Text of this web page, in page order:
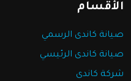
الأقسام
صيانة كاندى الرسمي
صيانة كاندى الرئيسي
شركة كاندى